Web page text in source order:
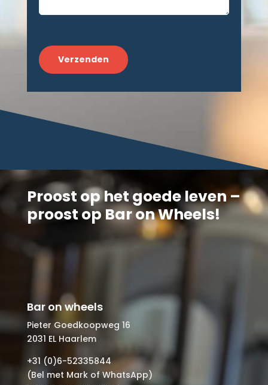
Proost op het goede leven –
proost op Bar on Wheels!
Bar on wheels
Pieter Goedkoopweg 16
2031 EL Haarlem
+31 (0)6-52335844
(Bel met Mark of WhatsApp)